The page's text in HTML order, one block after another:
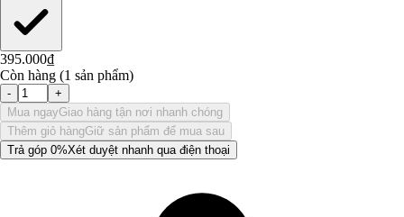
395.000₫
Còn hàng (1 sản phẩm)
-
+
Mua ngayGiao hàng tận nơi nhanh chóng
Thêm giỏ hàngGiữ sản phẩm để mua sau
Trả góp 0%Xét duyệt nhanh qua điện thoại